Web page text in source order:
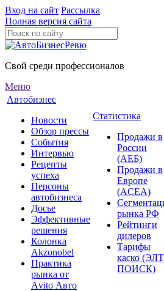
Вход на сайт Рассылка
Полная версия сайта
Свой среди профессионалов
Меню
Автобизнес
Новости
Обзор прессы
События
Интервью
Рецепты
успеха
Персоны
автобизнеса
Досье
Эффективные
решения
Колонка
Akzonobel
Практика
рынка от
Аvito Авто
Статистика
Продажи в
России
(АЕБ)
Продажи в
Европе
(ACEA)
рынка РФ
Рейтинги
дилеров
Тарифы
каско
ПОИСК)